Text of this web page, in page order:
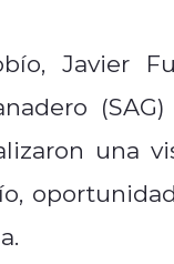
Javier
una